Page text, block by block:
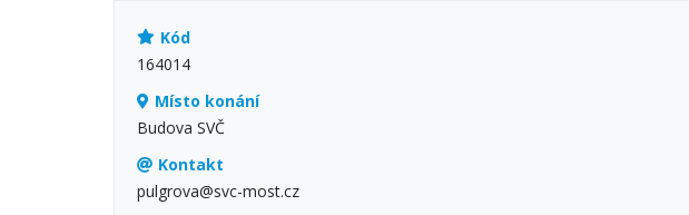
Kód
164014
Místo konání
Budova SVČ
Kontakt
pulgrova@svc-most.cz